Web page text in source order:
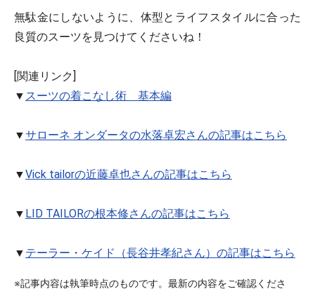
無駄金にしないように、体型とライフスタイルに合った
良質のスーツを見つけてくださいね！
[関連リンク]
▼ スーツの着こなし術 基本編
▼サローネ オンダータの水落卓宏さんの記事はこちら
▼Vick tailorの近藤卓也さんの記事はこちら
▼ LID TAILORの根本修さんの記事はこちら
▼ テーラー・ケイド（長谷井孝紀さん）の記事はこちら
※記事内容は執筆時点のものです。最新の内容をご確認くださ